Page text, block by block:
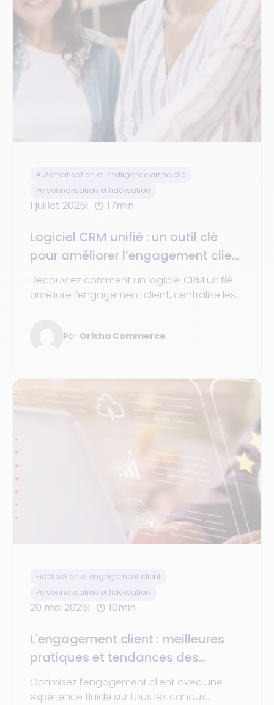
Automatisation et intelligence artificielle
Personnalisation et fidélisation
1 juillet 2025 17min
Logiciel CRM unifié : un outil clé
pour améliorer l’engagement client
et les ventes des entreprises retail
Découvrez comment un logiciel CRM unifié
améliore l’engagement client, centralise les
Par Orisha Commerce
Fidélisation et engagement client
Personnalisation et fidélisation
20 mai 2025 10min
L'engagement client : meilleures
pratiques et tendances des
marques en 2025 pour une
expérience fluide et personnalisée
Optimisez l’engagement client avec une
expérience fluide sur tous les canaux.